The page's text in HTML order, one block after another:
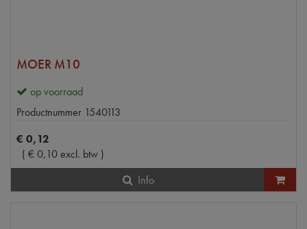
MOER M10
op voorraad
Productnummer 1540113
€ 0,12
( €0,10excl. btw )
Info